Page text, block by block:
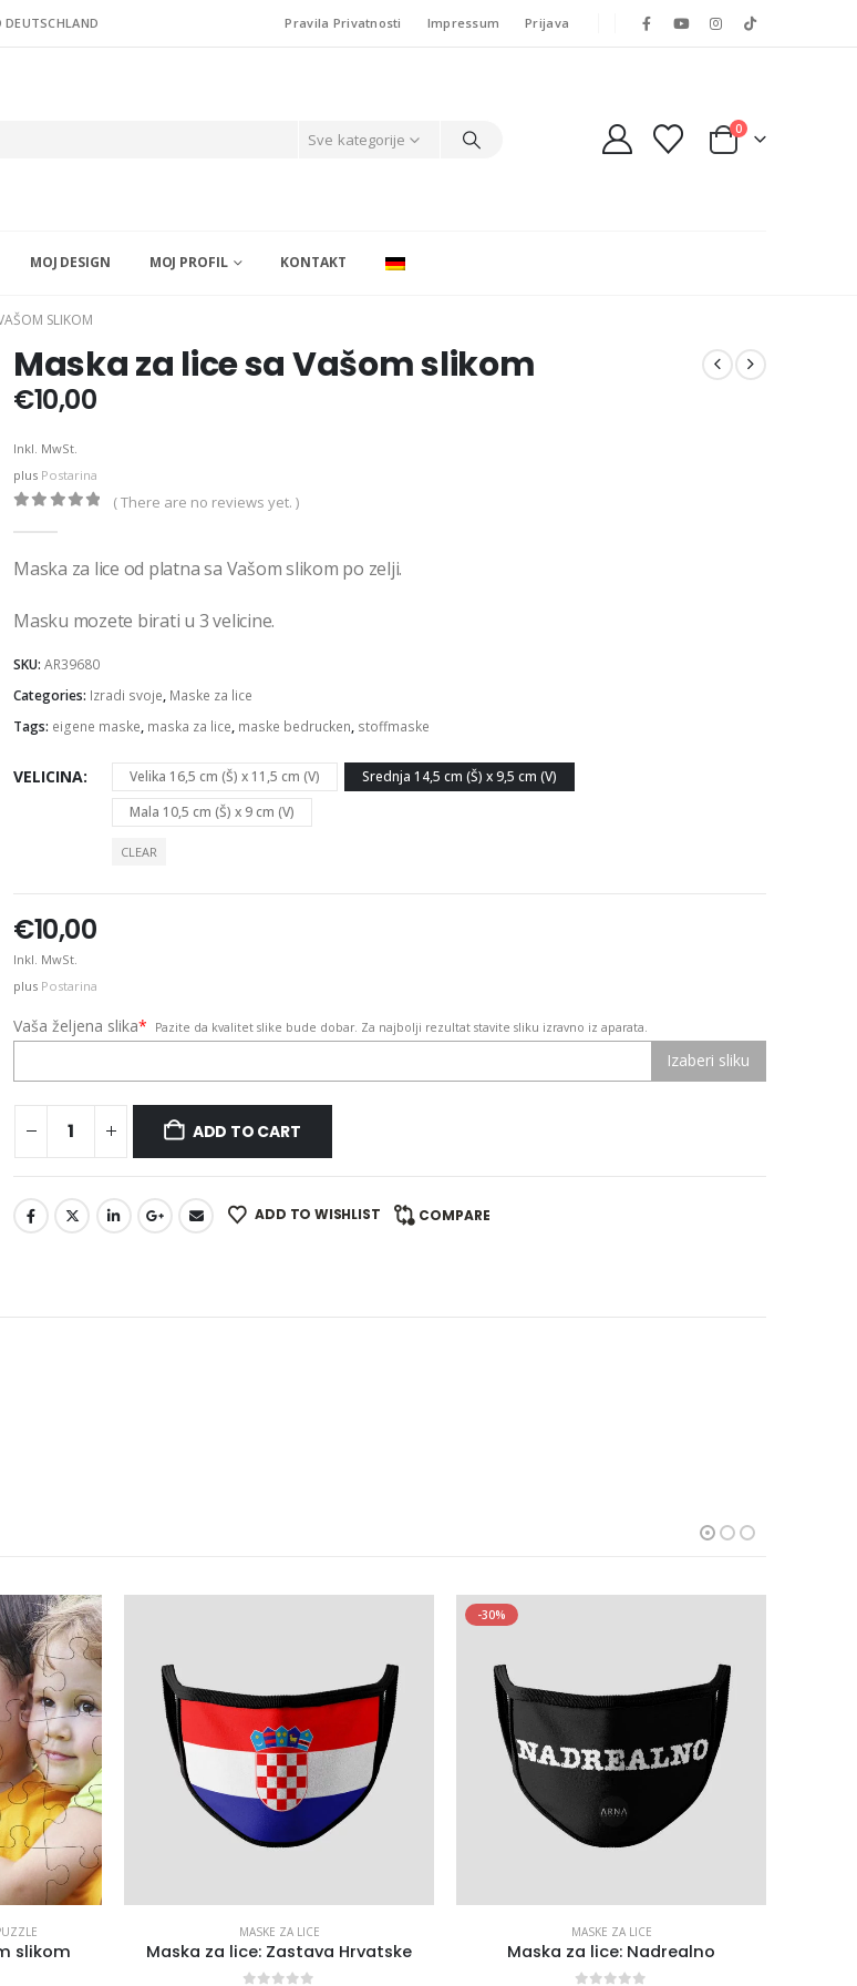
DEUTSCHLAND Pravila Privatnosti Impressum Prijava
Sve kategorije
0
MOJ DESIGN MOJ PROFIL KONTAKT
SLIKOM
Maska za lice sa Vašom slikom
€10,00
Inkl. MwSt.
plus Postarina
( There are no reviews yet. )
Maska za lice od platna sa Vašom slikom po zelji.
Masku mozete birati u 3 velicine.
SKU: AR39680
Categories: Izradi svoje, Maske za lice
Tags: eigene maske, maska za lice, maske bedrucken, stoffmaske
VELICINA Velika 16,5 cm (Š) x 11,5 cm (V)
Srednja 14,5 cm (Š) x 9,5 cm (V)
Mala 10,5 cm (Š) x 9 cm (V)
CLEAR
€10,00
Inkl. MwSt.
plus Postarina
Vaša željena slika* Pazite da kvalitet slike bude dobar. Za najbolji rezultat stavite sliku izravno iz aparata.
Izaberi sliku
ADD TO CART
ADD TO WISHLIST COMPARE
slikom
MASKE ZA LICE
Maska za lice: Zastava Hrvatske
-30%
MASKE ZA LICE
Maska za lice: Nadrealno